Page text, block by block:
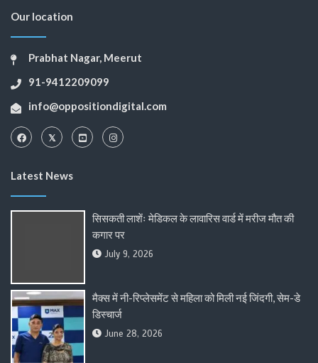
Our location
Prabhat Nagar, Meerut
91-9412209099
info@oppositiondigital.com
Latest News
सिसकती लाशेंः मेडिकल के लावारिस वार्ड में मरीज मौत की
कगार पर
July 9, 2026
मैक्स में नी-रिप्लेसमेंट से महिला को मिली नई जिंदगी, सेम-डे
डिस्चार्ज
June 28, 2026